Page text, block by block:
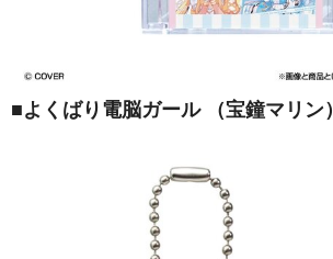
■よくばり電脳ガール （宝鐘マリン）